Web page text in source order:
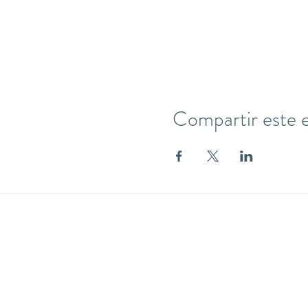
Compartir este